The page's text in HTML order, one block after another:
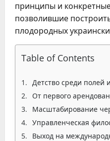
принципы и
позволившие
плодородных
Table of Contents
Детство среди полей и
От первого арендованного
Масштабирование через
Управленческая
Выход на международные